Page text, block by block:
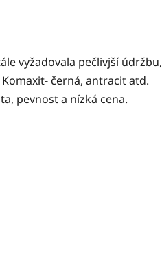
vyžadovala pečlivjší údržbu,
černá, antracit atd.
pevnost a nízká cena.